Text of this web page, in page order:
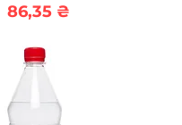
Ціна
86,35 ₴